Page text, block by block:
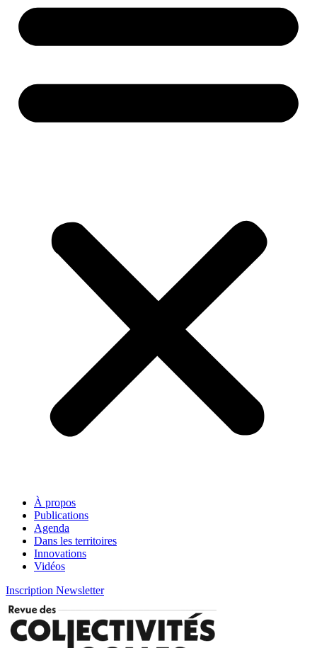
À propos
Publications
Agenda
Dans les territoires
Innovations
Vidéos
Inscription Newsletter